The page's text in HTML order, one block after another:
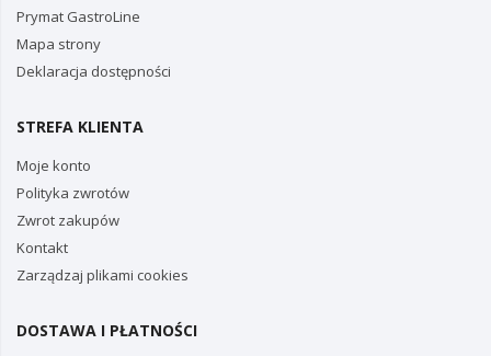
Prymat GastroLine
Mapa strony
Deklaracja dostępności
STREFA KLIENTA
Moje konto
Polityka zwrotów
Zwrot zakupów
Kontakt
Zarządzaj plikami cookies
DOSTAWA I PŁATNOŚCI